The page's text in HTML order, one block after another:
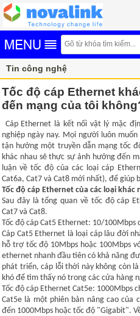
Tin công nghệ
Tốc độ cáp Ethernet
đến mạng của tôi
Cáp Ethernet là kết nối vật lý mặc
nghiệp ngày nay. Mọi người luôn
tận hưởng một truyền dẫn mạng tốc
khác nhau sẽ thực sự ảnh hưởng đến
luận về tốc độ của các loại cáp
Cat6a, Cat7 và Cat8 mới nhất), để giúp
Tốc độ cáp Ethernet của các loại khác
Sau đây là tổng quan về tốc độ cáp
Cat7 và Cat8.
Tốc độ cáp Cat5 Ethernet: 10/100Mbps
Cáp Cat5 Ethernet là loại cáp lâu đời
hỗ trợ tốc độ 10Mbps hoặc 100Mbps
ethernet nhanh đầu tiên có khả năng
phát triển, cáp lỗi thời này không còn
khó để tìm thấy nó trong các cửa hàng
Tốc độ cáp Ethernet Cat5e: 1000Mbps
Cat5e là một phiên bản nâng cao của
đến 1000Mbps hoặc tốc độ "Gigabit".